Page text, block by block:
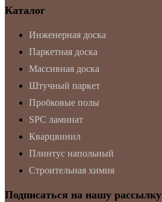
Каталог
Инженерная доска
Паркетная доска
Массивная доска
Штучный паркет
Пробковые полы
SPC ламинат
Кварцвинил
Плинтус напольный
Строительная химия
Подписаться на нашу рассылку